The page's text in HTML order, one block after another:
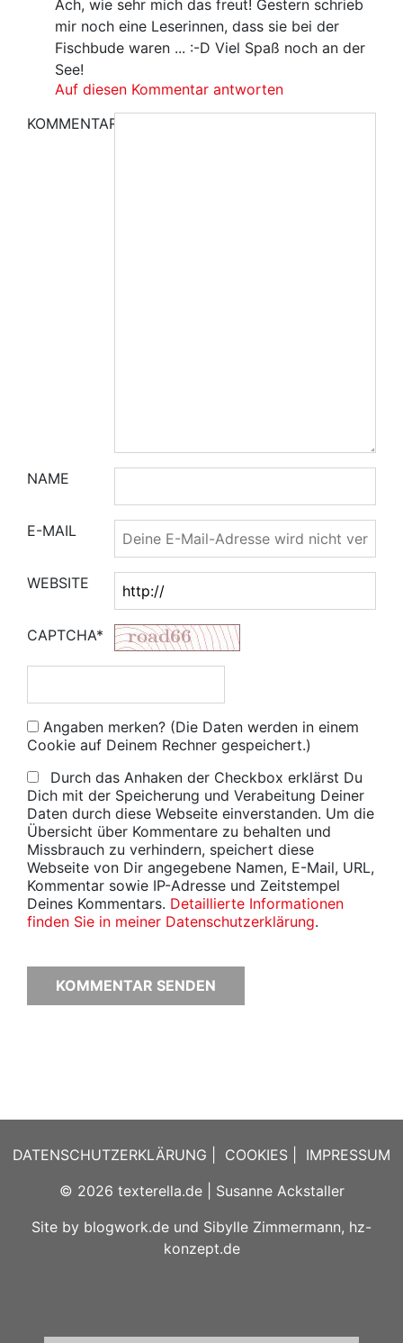
Ach, wie sehr mich das freut! Gestern schrieb
mir noch eine Leserinnen, dass sie bei der
Fischbude waren ... :-D Viel Spaß noch an der
See!
Auf diesen Kommentar antworten
KOMMENTAR
NAME
E-MAIL
WEBSITE
CAPTCHA*
Angaben merken? (Die Daten werden in einem
Cookie auf Deinem Rechner gespeichert.)
Durch das Anhaken der Checkbox erklärst Du
Dich mit der Speicherung und Verabeitung Deiner
Daten durch diese Webseite einverstanden. Um die
Übersicht über Kommentare zu behalten und
Missbrauch zu verhindern, speichert diese
Webseite von Dir angegebene Namen, E-Mail, URL,
Kommentar sowie IP-Adresse und Zeitstempel
Deines Kommentars. Detaillierte Informationen
finden Sie in meiner Datenschutzerklärung.
DATENSCHUTZERKLÄRUNG COOKIES
IMPRESSUM
© 2026 texterella.de| Susanne Ackstaller
Site by blogwork.de und Sibylle Zimmermann, hz-
konzept.de